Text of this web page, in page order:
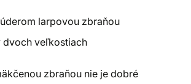
larpovou zbraňou
dvoch veľkostiach
zbraňou nie je dobré